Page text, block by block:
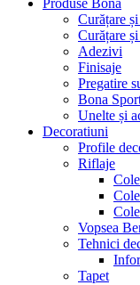
Curățare
Curățare
Adezivi
Finisaje
Pregatire
Bona
Unelte și
Decoratiuni
Profile
Riflaje
Vopsea
Tehnici
Tapet